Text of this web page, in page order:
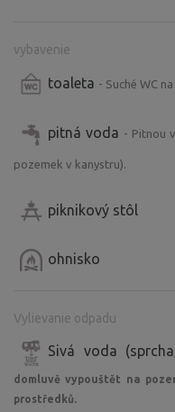
vybavenie
toaleta - Suché WC
pitná voda - Pitnou
pozemek v kanystru).
piknikový stôl
ohnisko
Vylievanie odpadu
Sivá voda
domluvě vypouštět na
prostředků.